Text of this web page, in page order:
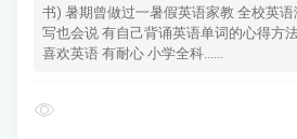
书) 暑期曾做过一暑假英语家教 全校英
写也会说 有自己背诵英语单词的心得方
喜欢英语 有耐心 小学全科......